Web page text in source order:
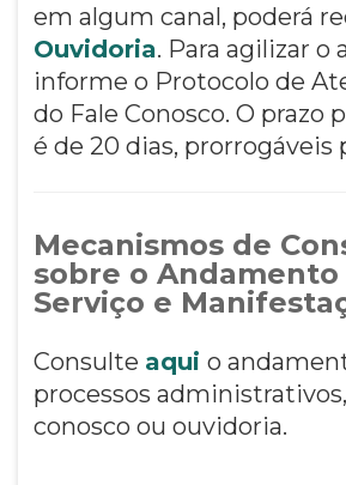
em algum canal, poderá
Ouvidoria. Para agilizar
informe o Protocolo de
do Fale Conosco. O prazo
é de 20 dias, prorrogáveis
Mecanismos de
sobre o Andamento
Serviço e
Consulte aqui o
processos
conosco ou ouvidoria.